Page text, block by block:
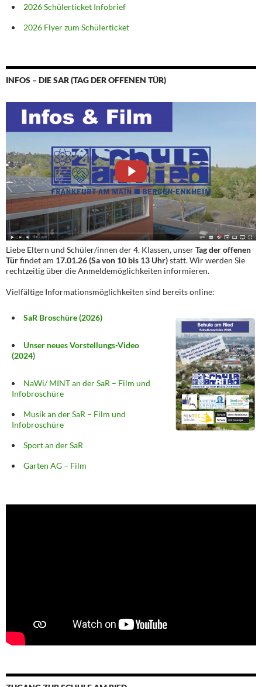
2026 Schülerticket Infobrief
2026 Flyer zum Schülerticket
INFOS – DIE SAR (TAG DER OFFENEN TÜR)
Liebe Eltern und Schüler/innen der 4. Klassen, unserTag der offenen
Türfindet am 17.01.26 (Sa von 10 bis 13 Uhr)statt. Wir werden Sie
rechtzeitig über die Anmeldemöglichkeiten informieren.
Vielfältige Informationsmöglichkeiten sind bereits online:
SaR Broschüre (2026)
Unser neues Vorstellungs-Video
(2024)
NaWi/ MINT an der SaR – Film und
Infobroschüre
Musik an der SaR – Film und
Infobroschüre
Sport an der SaR
Garten AG – Film